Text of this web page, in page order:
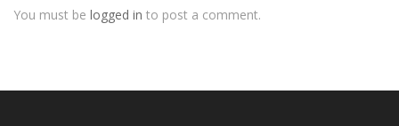
You must be logged in to post a comment.